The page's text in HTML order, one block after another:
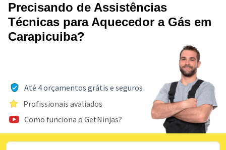
Precisando de Assistências
Técnicas para Aquecedor a Gás em
Carapicuiba?
Até 4 orçamentos grátis e seguros
Profissionais avaliados
Como funciona o GetNinjas?